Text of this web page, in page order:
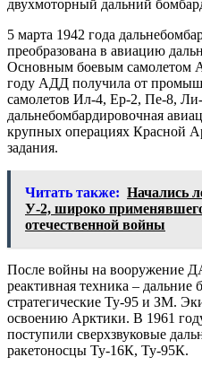
двухмоторный дальний
5 марта 1942 года
преобразована в авиацию
Основным боевым самолетом
году АДД получила от
самолетов Ил-4, Ер-2, Пе-8,
дальнебомбардировочная
крупных операциях Красной
задания.
Читать также: Начались
У-2, широко
отечественной войны
После войны на вооружение
реактивная техника –
стратегические Ту-95 и ЗМ.
освоению Арктики. В 1961
поступили сверхзвуковые
ракетоносцы Ту-16К, Ту-95К.